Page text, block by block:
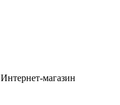
магазин